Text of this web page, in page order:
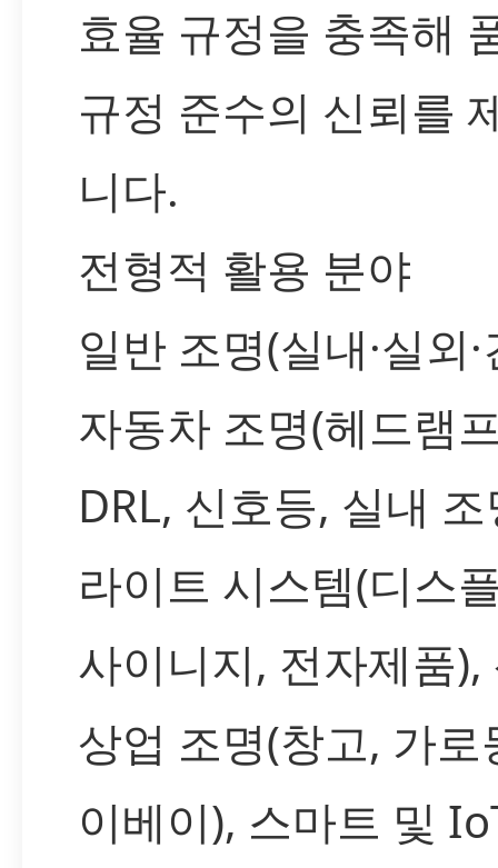
효율 규정을 충족해
규정 준수의 신뢰를
니다.
전형적 활용 분야
일반 조명(실내·실외
자동차 조명(헤드램
DRL, 신호등, 실내
라이트 시스템(디스
사이니지, 전자제품),
상업 조명(창고, 가로
이베이), 스마트 및